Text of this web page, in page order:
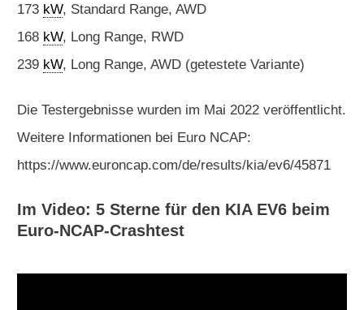
173 kW, Standard Range, AWD
168 kW, Long Range, RWD
239 kW, Long Range, AWD (getestete Variante)
Die Testergebnisse wurden im Mai 2022 veröffentlicht.
Weitere Informationen bei Euro NCAP:
https://www.euroncap.com/de/results/kia/ev6/45871
Im Video: 5 Sterne für den KIA EV6 beim
Euro-NCAP-Crashtest